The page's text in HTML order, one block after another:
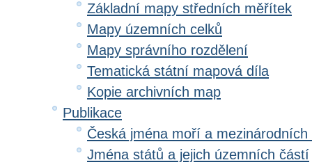
Základní mapy středních měřítek
Mapy územních celků
Mapy správního rozdělení
Tematická státní mapová díla
Kopie archivních map
Publikace
Česká jména moří a
Jména států a jejich územních částí